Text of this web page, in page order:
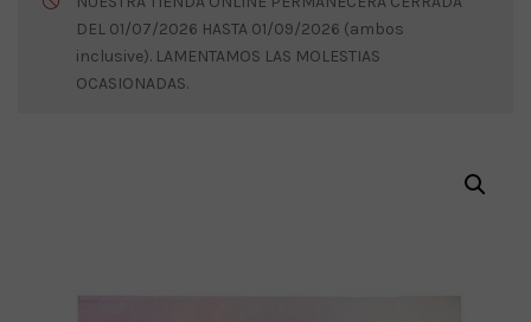
DEL 01/07/2026 HASTA 01/09/2026 (ambos
inclusive). LAMENTAMOS LAS MOLESTIAS
OCASIONADAS.